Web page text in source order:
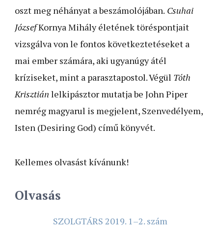
oszt meg néhányat a beszámolójában. Csuhai
JózsefKornya Mihály életének töréspontjait
vizsgálva von le fontos következtetéseket a
mai ember számára, aki ugyanúgy átél
kríziseket, mint a parasztapostol. Végül Tóth
Krisztián lelkipásztor mutatja be John Piper
nemrég magyarul is megjelent, Szenvedélyem,
Isten (Desiring God) című könyvét.
Kellemes olvasást kívánunk!
Olvasás
SZOLGTÁRS 2019. 1–2. szám